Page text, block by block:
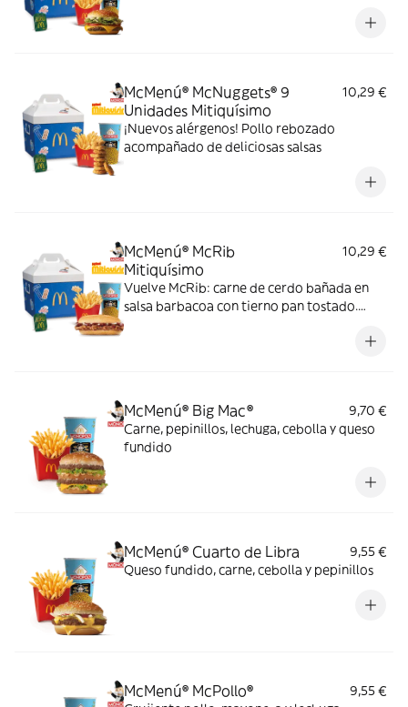
McMenú® McNuggets® 9
Unidades Mitiquísimo
10,29 €
¡Nuevos alérgenos! Pollo rebozado
acompañado de deliciosas salsas
McMenú® McRib
Mitiquísimo
10,29 €
Vuelve McRib: carne de cerdo bañada en
salsa barbacoa con tierno pan tostado.
McMenú® Big Mac®
9,70 €
Carne, pepinillos, lechuga, cebolla y queso
fundido
McMenú® Cuarto de Libra
9,55 €
Queso fundido, carne, cebolla y pepinillos
McMenú® McPollo®
9,55 €